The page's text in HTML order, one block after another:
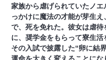
家族から虐げられていたノ
っかけに魔法の才能が芽生
で、死を免れた。彼女は虐
に、奨学金をもらって寮生活
その入試で披露した“卵に結
運命を大きく変えることに